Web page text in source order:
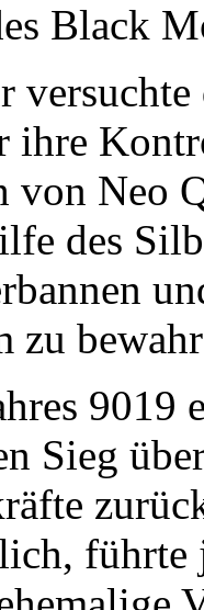
Black
ihre
von Neo
des
zu
9019
Sieg